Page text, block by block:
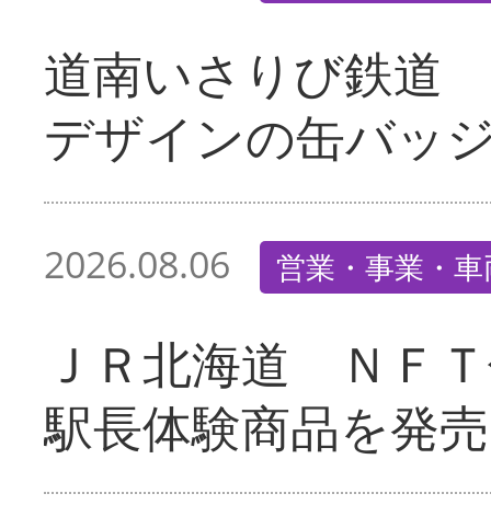
道南いさりび鉄道
デザインの缶バッ
2026.08.06 営業・事業・
ＪＲ北海道 ＮＦ
駅長体験商品を発売